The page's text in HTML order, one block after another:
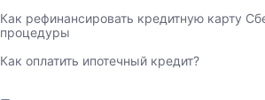
Как рефинансировать кредитную карту
процедуры
Как оплатить ипотечный кредит?